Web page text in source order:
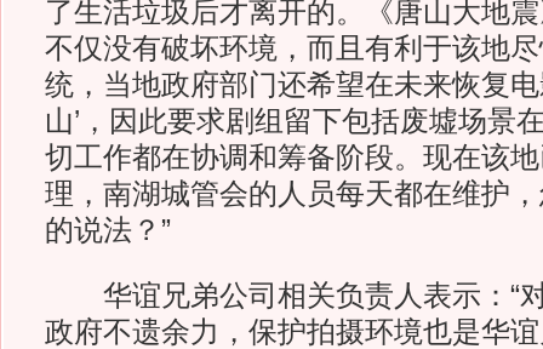
了生活垃圾后才离开的。《唐山大地
不仅没有破坏环境，而且有利于该地
统，当地政府部门还希望在未来恢复电
山’，因此要求剧组留下包括废墟场景
切工作都在协调和筹备阶段。现在该
理，南湖城管会的人员每天都在维护
的说法？”
华谊兄弟公司相关负责人表示：“
政府不遗余力，保护拍摄环境也是华